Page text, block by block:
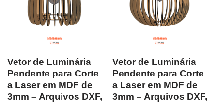
Vetor de Luminária
Pendente para Corte
a Laser em MDF de
3mm – Arquivos DXF,
Vetor de Luminária
Pendente para Corte
a Laser em MDF de
3mm – Arquivos DXF,